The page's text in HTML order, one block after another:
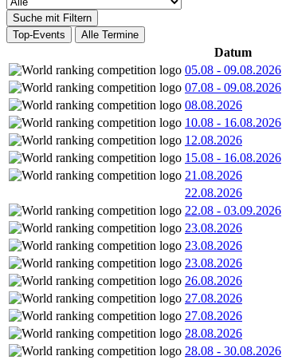
Suche mit Filtern
Top-Events
Alle Termine
Datum
05.08 - 09.08.2026
07.08 - 09.08.2026
08.08.2026
10.08 - 16.08.2026
12.08.2026
15.08 - 16.08.2026
21.08.2026
22.08.2026
22.08 - 03.09.2026
23.08.2026
23.08.2026
23.08.2026
26.08.2026
27.08.2026
27.08.2026
28.08.2026
28.08 - 30.08.2026